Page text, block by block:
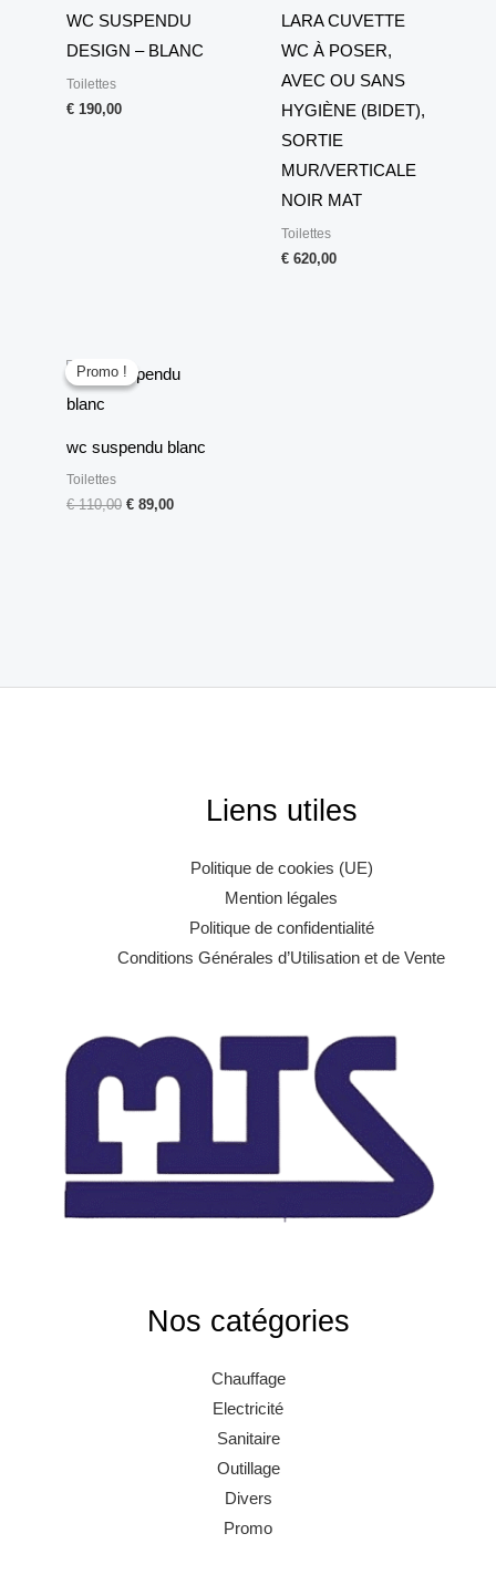
WC SUSPENDU
DESIGN – BLANC
Toilettes
€ 190,00
LARA CUVETTE
WC À POSER,
AVEC OU SANS
HYGIÈNE (BIDET),
SORTIE
MUR/VERTICALE
NOIR MAT
Toilettes
€ 620,00
Promo !
Promo !
wc suspendu blanc
Toilettes
€110,00
prix
initial
€ 89,00
actuel
Liens utiles
Politique de cookies (UE)
Mention légales
Politique de confidentialité
Conditions Générales d’Utilisation et de Vente
Nos catégories
Chauffage
Electricité
Sanitaire
Outillage
Divers
Promo